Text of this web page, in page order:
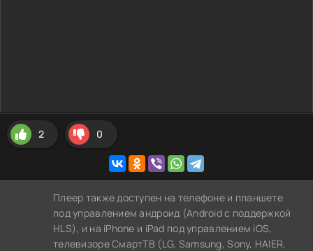
2 0
Плеер также доступен на телефоне и планшете
под управлением андроид (Android с поддержкой
HLS), и на iPhone и iPad под управлением iOS,
телевизоре СмартТВ (LG, Samsung, Sony, HAIER,